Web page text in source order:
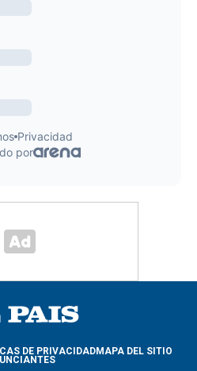
DE PRIVACIDADMAPA DEL SITIO